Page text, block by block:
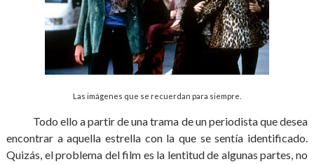
Las imágenes que se recuerdan para siempre.
Todo ello a partir de una trama de un periodista que desea
encontrar a aquella estrella con la que se sentía identificado.
Quizás, el problema del film es la lentitud de algunas partes, no